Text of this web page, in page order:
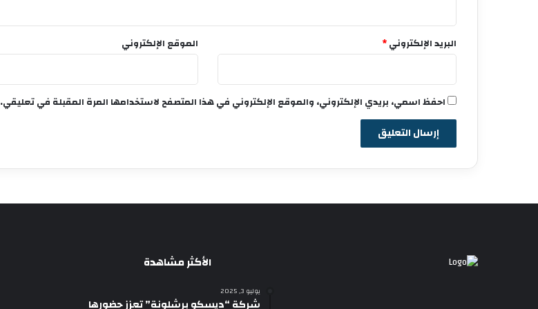
البريد الإلكتروني* الموقع الإلكتروني
احفظ اسمي، بريدي الإلكتروني، والموقع الإلكتروني في هذا المتصفح لاستخدامها المرة المقبلة في تعليقي.
الأكثر مشاهدة
يوليو 3, 2025
شركة “ديسكو برشلونة” تعزز حضورها